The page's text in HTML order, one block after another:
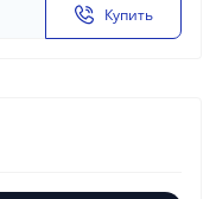
Купить